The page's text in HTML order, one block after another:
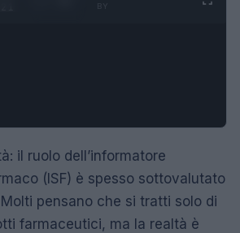
il ruolo dell’informatore
(ISF) è spesso sottovalutato
pensano che si tratti solo di
farmaceutici, ma la realtà è